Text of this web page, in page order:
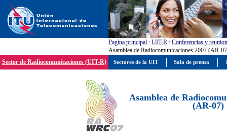
Pagína principal : UIT-R : Conferencias y
Asamblea de Radiocomunicaciones 2007 (AR-
Sector de Radiocomunicaciones (UIT-R)
Asamblea de
(AR-07)
Sectores de la UIT Sala de prensa